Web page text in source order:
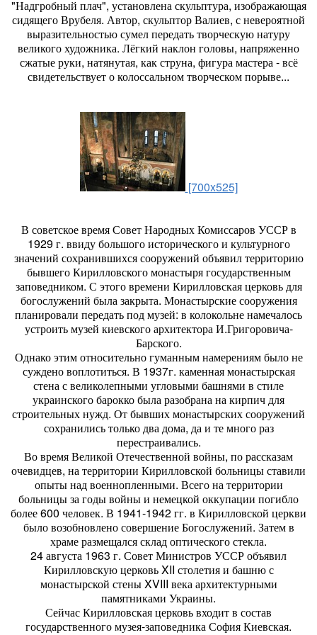
"Надгробный плач", установлена скульптура, изображающая
сидящего Врубеля. Автор, скульптор Валиев, с невероятной
выразительностью сумел передать творческую натуру
великого художника. Лёгкий наклон головы, напряженно
сжатые руки, натянутая, как струна, фигура мастера - всё
свидетельствует о колоссальном творческом порыве...
[700x525]
В советское время Совет Народных Комиссаров УССР в
1929 г. ввиду большого исторического и культурного
значений сохранившихся сооружений объявил территорию
бывшего Кирилловского монастыря государственным
заповедником. С этого времени Кирилловская церковь для
богослужений была закрыта. Монастырские сооружения
планировали передать под музей: в колокольне намечалось
устроить музей киевского архитектора И.Григоровича-
Барского.
Однако этим относительно гуманным намерениям было не
суждено воплотиться. В 1937г. каменная монастырская
стена с великолепными угловыми башнями в стиле
украинского барокко была разобрана на кирпич для
строительных нужд. От бывших монастырских сооружений
сохранились только два дома, да и те много раз
перестраивались.
Во время Великой Отечественной войны, по рассказам
очевидцев, на территории Кирилловской больницы ставили
опыты над военнопленными. Всего на территории
больницы за годы войны и немецкой оккупации погибло
более 600 человек. В 1941-1942 гг. в Кирилловской церкви
было возобновлено совершение Богослужений. Затем в
храме размещался склад оптического стекла.
24 августа 1963 г. Совет Министров УССР объявил
Кирилловскую церковь XII столетия и башню с
монастырской стены XVIII века архитектурными
памятниками Украины.
Сейчас Кирилловская церковь входит в состав
государственного музея-заповедника София Киевская.